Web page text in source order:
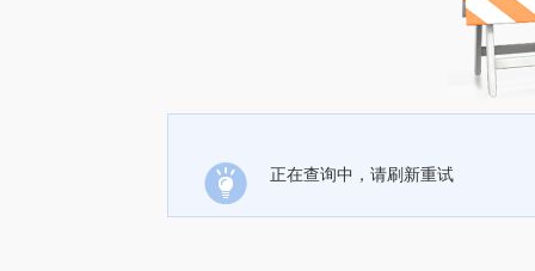
正在查询中，请刷新重试